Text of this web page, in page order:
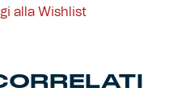
alla Wishlist